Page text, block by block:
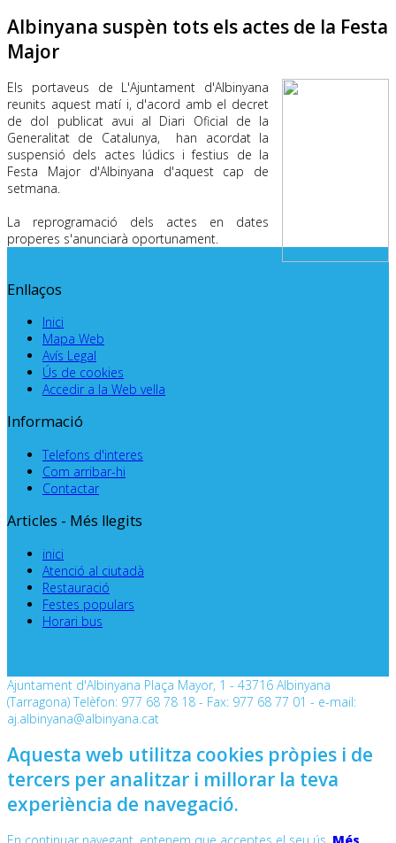
Albinyana suspèn tots els actes de la Festa
Major
Els portaveus de L'Ajuntament d'Albinyana
reunits aquest matí i, d'acord amb el decret
de dol publicat avui al Diari Oficial de la
Generalitat de Catalunya, han acordat la
suspensió dels actes lúdics i festius de la
Festa Major d'Albinyana d'aquest cap de
setmana.
La reprogramació dels actes en dates
properes s'anunciarà oportunament.
Enllaços
Inici
Mapa Web
Avís Legal
Ús de cookies
Accedir a la Web vella
Informació
Telefons d'interes
Com arribar-hi
Contactar
Articles - Més llegits
inici
Atenció al ciutadà
Restauració
Festes populars
Horari bus
Ajuntament d'Albinyana Plaça Mayor, 1 - 43716 Albinyana
(Tarragona) Telèfon: 977 68 78 18 - Fax: 977 68 77 01 - e-mail:
aj.albinyana@albinyana.cat
Aquesta web utilitza cookies pròpies i de
tercers per analitzar i millorar la teva
experiència de navegació.